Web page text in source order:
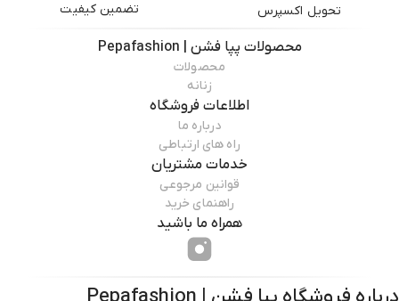
تحویل اکسپرس تضمین کیفیت
محصولات پپا فشن | Pepafashion
محصولات
زنانه
اطلاعات فروشگاه
درباره ما
راه های ارتباطی
خدمات مشتریان
قوانین مرجوعی
راهنمای خرید
همراه ما باشید